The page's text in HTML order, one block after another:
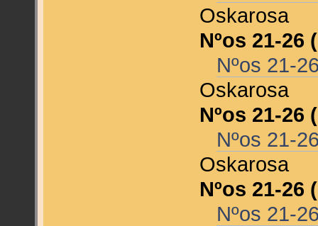
Oskarosa
Nºos 21-
Nºos 21-
Oskarosa
Nºos 21-
Nºos 21-
Oskarosa
Nºos 21-
Nºos 21-